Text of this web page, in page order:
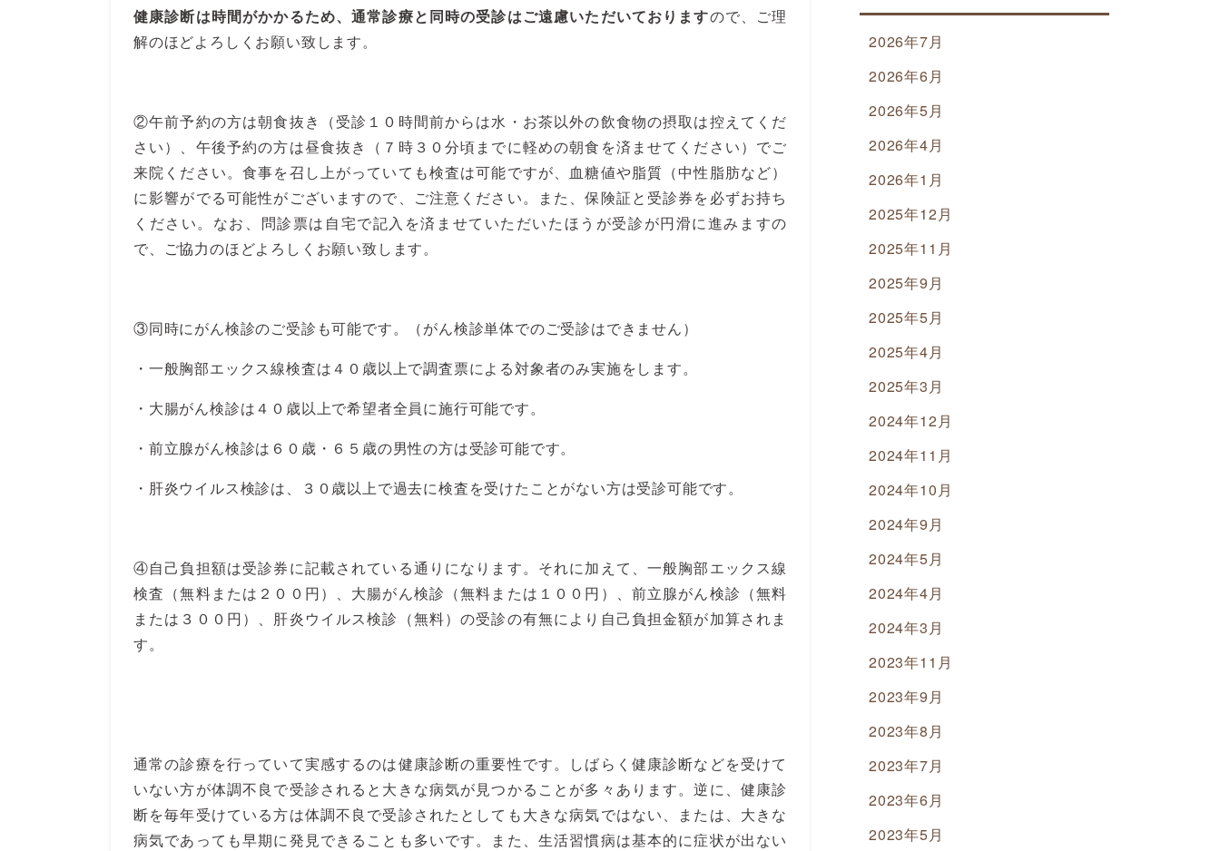
健康診断は時間がかかるため、通常診療と同時の受診はご遠慮いただいておりますので、ご理
解のほどよろしくお願い致します。
②午前予約の方は朝食抜き（受診１０時間前からは水・お茶以外の飲食物の摂取は控えてくだ
さい）、午後予約の方は昼食抜き（７時３０分頃までに軽めの朝食を済ませてください）でご
来院ください。食事を召し上がっていても検査は可能ですが、血糖値や脂質（中性脂肪など）
に影響がでる可能性がございますので、ご注意ください。また、保険証と受診券を必ずお持ち
ください。なお、問診票は自宅で記入を済ませていただいたほうが受診が円滑に進みますの
で、ご協力のほどよろしくお願い致します。
③同時にがん検診のご受診も可能です。（がん検診単体でのご受診はできません）
・一般胸部エックス線検査は４０歳以上で調査票による対象者のみ実施をします。
・大腸がん検診は４０歳以上で希望者全員に施行可能です。
・前立腺がん検診は６０歳・６５歳の男性の方は受診可能です。
・肝炎ウイルス検診は、３０歳以上で過去に検査を受けたことがない方は受診可能です。
④自己負担額は受診券に記載されている通りになります。それに加えて、一般胸部エックス線
検査（無料または２００円）、大腸がん検診（無料または１００円）、前立腺がん検診（無料
または３００円）、肝炎ウイルス検診（無料）の受診の有無により自己負担金額が加算されま
す。
通常の診療を行っていて実感するのは健康診断の重要性です。しばらく健康診断などを受けて
いない方が体調不良で受診されると大きな病気が見つかることが多々あります。逆に、健康診
断を毎年受けている方は体調不良で受診されたとしても大きな病気ではない、または、大きな
病気であっても早期に発見できることも多いです。また、生活習慣病は基本的に症状が出ない
2026年7月
2026年6月
2026年5月
2026年4月
2026年1月
2025年12月
2025年11月
2025年9月
2025年5月
2025年4月
2025年3月
2024年12月
2024年11月
2024年10月
2024年9月
2024年5月
2024年4月
2024年3月
2023年11月
2023年9月
2023年8月
2023年7月
2023年6月
2023年5月